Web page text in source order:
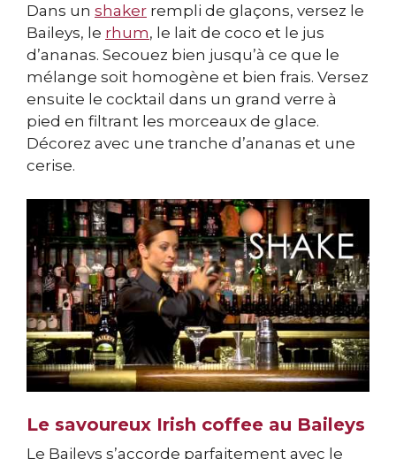
Dans un shaker rempli de glaçons, versez le
Baileys, le rhum, le lait de coco et le jus
d’ananas. Secouez bien jusqu’à ce que le
mélange soit homogène et bien frais. Versez
ensuite le cocktail dans un grand verre à
pied en filtrant les morceaux de glace.
Décorez avec une tranche d’ananas et une
cerise.
Le savoureux Irish coffee au Baileys
Le Baileys s’accorde parfaitement avec le